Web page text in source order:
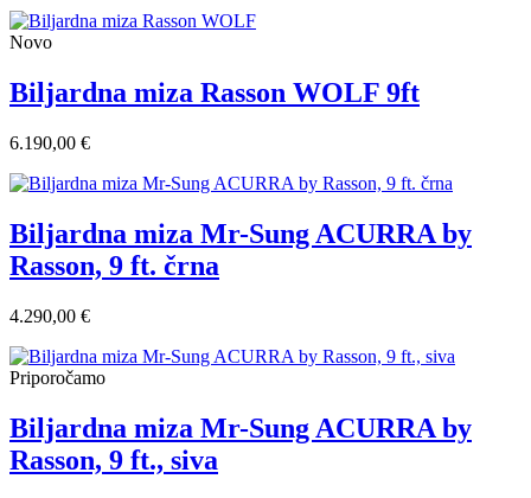
Novo
Biljardna miza Rasson WOLF 9ft
6.190,00 €
Biljardna miza Mr-Sung ACURRA by
Rasson, 9 ft. črna
4.290,00 €
Priporočamo
Biljardna miza Mr-Sung ACURRA by
Rasson, 9 ft., siva